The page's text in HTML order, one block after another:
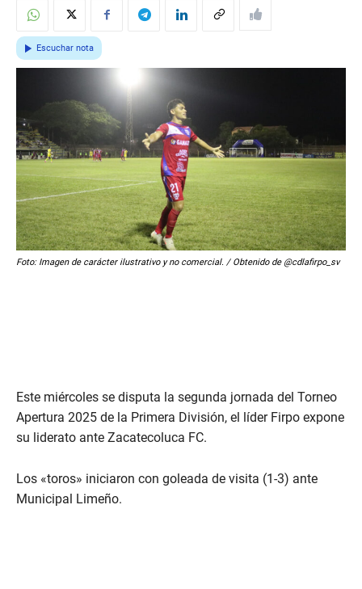
Escuchar nota
Foto: Imagen de carácter ilustrativo y no comercial. / Obtenido de @cdlafirpo_sv
Este miércoles se disputa la segunda jornada del Torneo
Apertura 2025 de la Primera División, el líder Firpo expone
su liderato ante Zacatecoluca FC.
Los «toros» iniciaron con goleada de visita (1-3) ante
Municipal Limeño.